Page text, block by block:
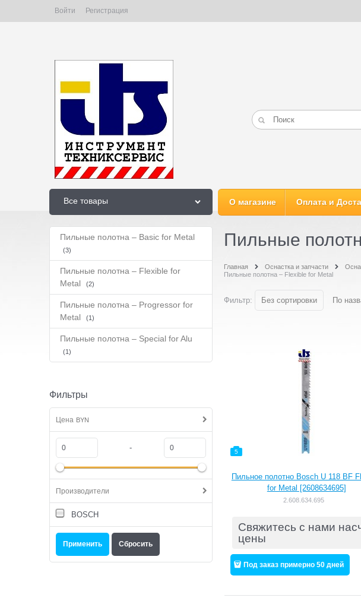
Войти Регистрация
Все товары О магазине Оплата и
Пильные полотна – Basic for Metal
(3)
Пильные полотна – Flexible for
Metal
(2)
Пильные полотна – Progressor for
Metal
(1)
Пильные полотна – Special for Alu
(1)
Фильтры
Цена BYN
-
Производители
BOSCH
Пильные
Главная Оснастка и запчасти
Пильные полотна – Flexible for Metal
Фильтр: Без сортировки По
5
Пильное полотно Bosch U 118 BF
for Metal [2608634695]
2.608.634.695
Свяжитесь с нами
цены
Под заказ примерно 50 дней